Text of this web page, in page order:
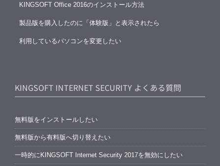
KINGSOFT Office 2016のインストール方法
製品版を購入したのに「体験版」と表示されたら
利用しているパソコンを変更したい
KINGSOFT INTERNET SECURITY よくある質問
無料版をインストールしたい
無料版から有料版へ切り替えたい
一時的にKINGSOFT Internet Security 2017を無効にしたい